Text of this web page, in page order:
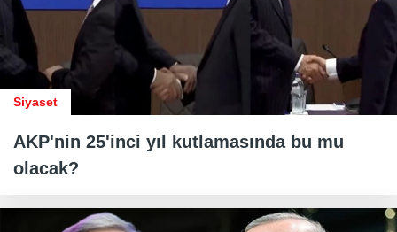
Siyaset
AKP'nin 25'inci yıl kutlamasında bu mu
olacak?